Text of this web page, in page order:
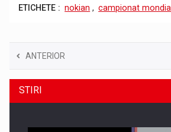
ETICHETE : nokian , campionat mondial
ANTERIOR
STIRI